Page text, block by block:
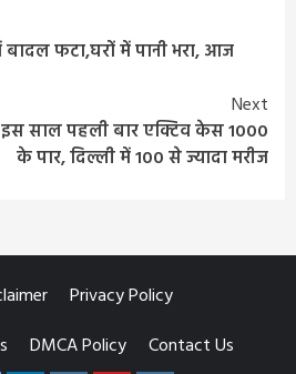
फटा,घरों में पानी भरा, आज
Next
साल पहली बार एक्टिव केस 1000
के पार, दिल्ली में 100 से ज्यादा मरीज
Privacy Policy
DMCA Policy Contact Us